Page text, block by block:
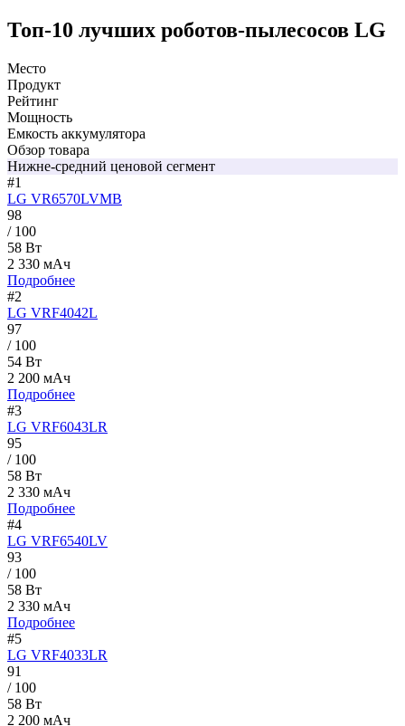
Топ-10 лучших роботов-пылесосов LG
Место
Продукт
Рейтинг
Мощность
Емкость аккумулятора
Обзор товара
Нижне-средний ценовой сегмент
#1
LG VR6570LVMB
98
/ 100
58 Вт
2 330 мАч
Подробнее
#2
LG VRF4042L
97
/ 100
54 Вт
2 200 мАч
Подробнее
#3
LG VRF6043LR
95
/ 100
58 Вт
2 330 мАч
Подробнее
#4
LG VRF6540LV
93
/ 100
58 Вт
2 330 мАч
Подробнее
#5
LG VRF4033LR
91
/ 100
58 Вт
2 200 мАч